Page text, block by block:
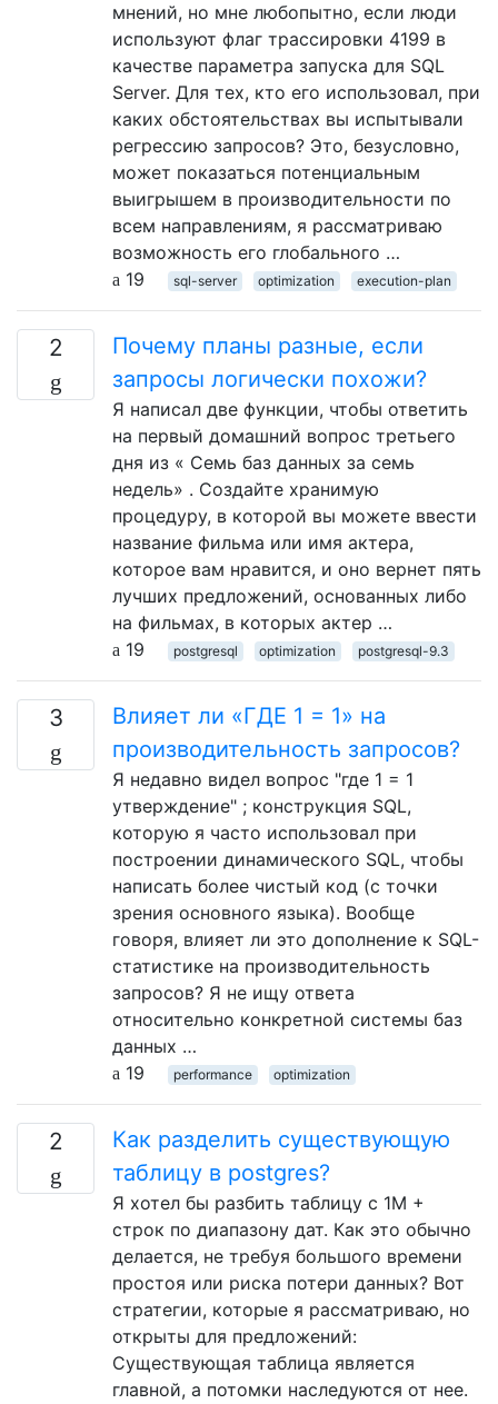
мнений, но мне любопытно, если люди
используют флаг трассировки 4199 в
качестве параметра запуска для SQL
Server. Для тех, кто его использовал, при
каких обстоятельствах вы испытывали
регрессию запросов? Это, безусловно,
может показаться потенциальным
выигрышем в производительности по
всем направлениям, я рассматриваю
возможность его глобального …
19
sql-server optimization execution-plan
2
Почему планы разные, если
запросы логически похожи?
Я написал две функции, чтобы ответить
на первый домашний вопрос третьего
дня из « Семь баз данных за семь
недель» . Создайте хранимую
процедуру, в которой вы можете ввести
название фильма или имя актера,
которое вам нравится, и оно вернет пять
лучших предложений, основанных либо
на фильмах, в которых актер …
19
postgresql optimization postgresql-9.3
3
Влияет ли «ГДЕ 1 = 1» на
производительность запросов?
Я недавно видел вопрос "где 1 = 1
утверждение" ; конструкция SQL,
которую я часто использовал при
построении динамического SQL, чтобы
написать более чистый код (с точки
зрения основного языка). Вообще
говоря, влияет ли это дополнение к SQL-
статистике на производительность
запросов? Я не ищу ответа
относительно конкретной системы баз
данных …
19
performance optimization
2
Как разделить существующую
таблицу в postgres?
Я хотел бы разбить таблицу с 1M +
строк по диапазону дат. Как это обычно
делается, не требуя большого времени
простоя или риска потери данных? Вот
стратегии, которые я рассматриваю, но
открыты для предложений:
Существующая таблица является
главной, а потомки наследуются от нее.